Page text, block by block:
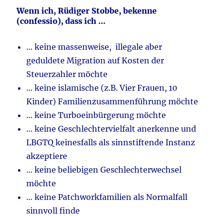
Wenn ich, Rüdiger Stobbe, bekenne
(confessio), dass ich …
… keine massenweise, illegale aber
geduldete Migration auf Kosten der
Steuerzahler möchte
… keine islamische (z.B. Vier Frauen, 10
Kinder) Familienzusammenführung möchte
… keine Turboeinbürgerung möchte
… keine Geschlechtervielfalt anerkenne und
LBGTQ keinesfalls als sinnstiftende Instanz
akzeptiere
… keine beliebigen Geschlechterwechsel
möchte
… keine Patchworkfamilien als Normalfall
sinnvoll finde